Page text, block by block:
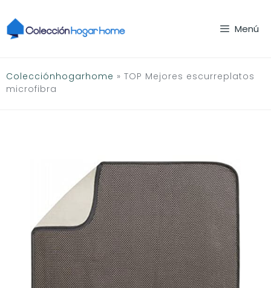
al
contenido
Menú
Colecciónhogarhome » TOP Mejores escurreplatos
microfibra